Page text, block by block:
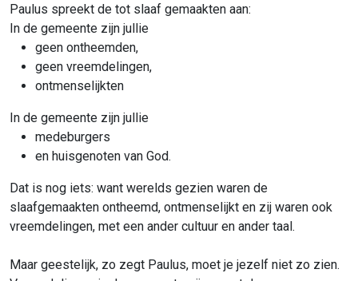
Paulus spreekt de tot slaaf gemaakten aan:
In de gemeente zijn jullie
geen ontheemden,
geen vreemdelingen,
ontmenselijkten
In de gemeente zijn jullie
medeburgers
en huisgenoten van God.
Dat is nog iets: want werelds gezien waren de
slaafgemaakten ontheemd, ontmenselijkt en zij waren ook
vreemdelingen, met een ander cultuur en ander taal.
Maar geestelijk, zo zegt Paulus, moet je jezelf niet zo zien.